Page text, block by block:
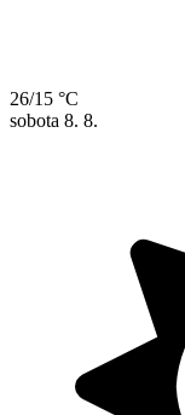
26/15 °C
sobota 8. 8.